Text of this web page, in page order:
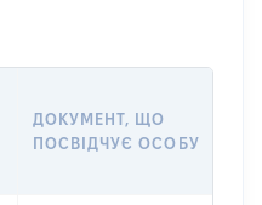
ДОКУМЕНТ, ЩО
ПОСВІДЧУЄ ОСОБУ